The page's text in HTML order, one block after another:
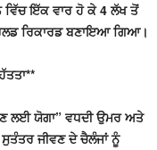
ਵਿੱਚ ਇੱਕ ਵਾਰ ਹੋ ਕੇ 4 ਲੱਖ ਤੋਂ
ਰਿਕਾਰਡ ਬਣਾਇਆ ਗਿਆ।
ਲਈ ਯੋਗਾ” ਵਧਦੀ ਉਮਰ ਅਤੇ
ਜੀਵਣ ਦੇ ਚੈਲੰਜਾਂ ਨੂੰ